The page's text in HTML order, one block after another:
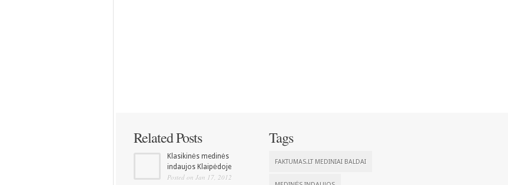
Related Posts
Klasikinės medinės
indaujos Klaipėdoje
Posted on Jan 17, 2012
Tags
FAKTUMAS.LT MEDINIAI BALDAI